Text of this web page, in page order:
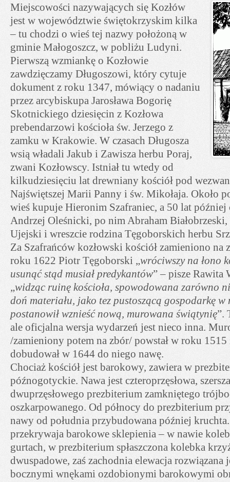
Miejscowości nazywających się Kozłów
jest w województwie świętokrzyskim kilka
– tu chodzi o wieś tej nazwy położoną w
gminie Małogoszcz, w pobliżu Ludyni.
Pierwszą wzmiankę o Kozłowie
zawdzięczamy Długoszowi, który cytuje
dokument z roku 1347, mówiący o nadaniu
przez arcybiskupa Jarosława Bogorię
Skotnickiego dziesięcin z Kozłowa
prebendarzowi kościoła św. Jerzego z
zamku w Krakowie. W czasach Długosza
wsią władali Jakub i Zawisza herbu Poraj,
zwani Kozłowscy. Istniał tu wtedy od
kilkudziesięciu lat drewniany kościół pod
Najświętszej Marii Panny i św. Mikołaja. Około
wieś kupuje Hieronim Szafraniec, a 50 lat
Andrzej Oleśnicki, po nim Abraham
Ujejski i wreszcie rodzina Tęgoborskich herbu
Za Szafrańców kozłowski kościół zamieniono na
roku 1622 Piotr Tęgoborski „wróciwszy na łono
usunąć stąd musiał predykantów” – pisze Rawita
„widząc ruinę kościoła, spowodowana zarówno
doń materiału, jako tez pustoszącą gospodarkę
postanowił wznieść nową, murowana świątynię”.
ale oficjalna wersja wydarzeń jest nieco inna.
/zamieniony potem na zbór/ powstał w roku
dobudował w 1644 do niego nawę.
Chociaż kościół jest barokowy, zawiera w
późnogotyckie. Nawa jest czteroprzęsłowa,
dwuprzęsłowego prezbiterium zamkniętego
oszkarpowanego. Od północy do prezbiterium
nawy od południa przybudowana później
przekrywaja barokowe sklepienia – w nawie
gurtach, w prezbiterium spłaszczona kolebka
dwuspadowe, zaś zachodnia elewacja
bocznymi wnękami ozdobionymi barokowymi